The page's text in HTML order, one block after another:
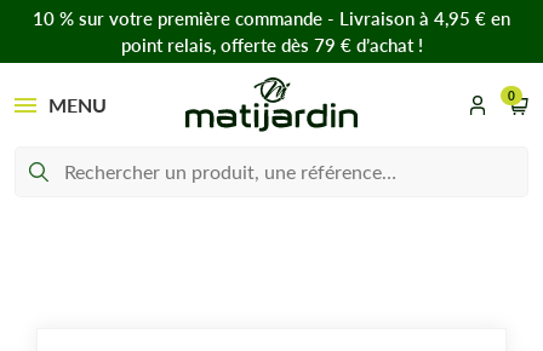
10 % sur votre première commande - Livraison à 4,95 € en
point relais, offerte dès 79 € d’achat !
MENU 0